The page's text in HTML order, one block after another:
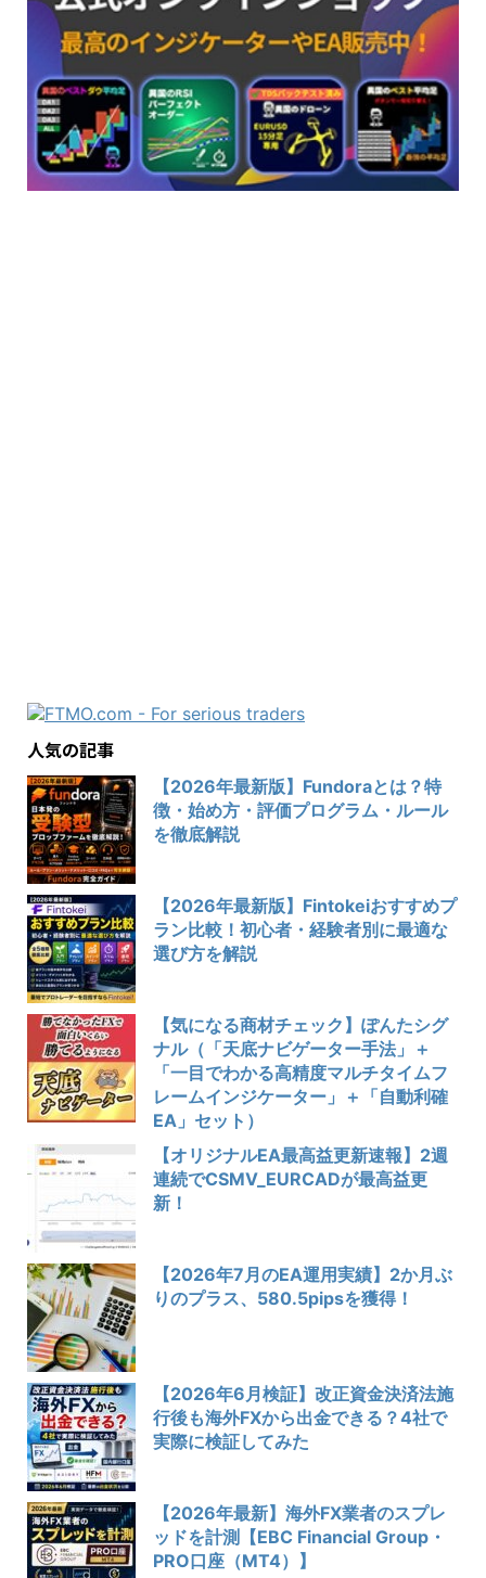
人気の記事
【2026年最新版】Fundoraとは？特
徴・始め方・評価プログラム・ルール
を徹底解説
【2026年最新版】Fintokeiおすすめプ
ラン比較！初心者・経験者別に最適な
選び方を解説
【気になる商材チェック】ぽんたシグ
ナル（「天底ナビゲーター手法」＋
「一目でわかる高精度マルチタイムフ
レームインジケーター」＋「自動利確
EA」セット）
【オリジナルEA最高益更新速報】2週
連続でCSMV_EURCADが最高益更
新！
【2026年7月のEA運用実績】2か月ぶ
りのプラス、580.5pipsを獲得！
【2026年6月検証】改正資金決済法施
行後も海外FXから出金できる？4社で
実際に検証してみた
【2026年最新】海外FX業者のスプレ
ッドを計測【EBC Financial Group・
PRO口座（MT4）】